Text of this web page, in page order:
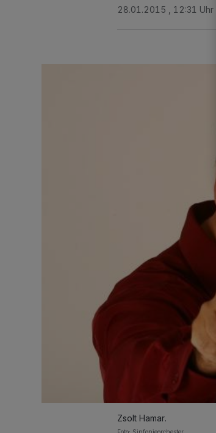
28.01.2015 , 12:31 Uhr
Zsolt Hamar.